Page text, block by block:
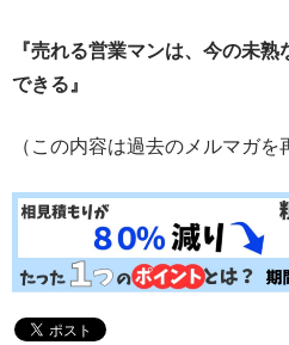
『売れる営業マンは、今の未
できる』
（この内容は過去のメルマガを